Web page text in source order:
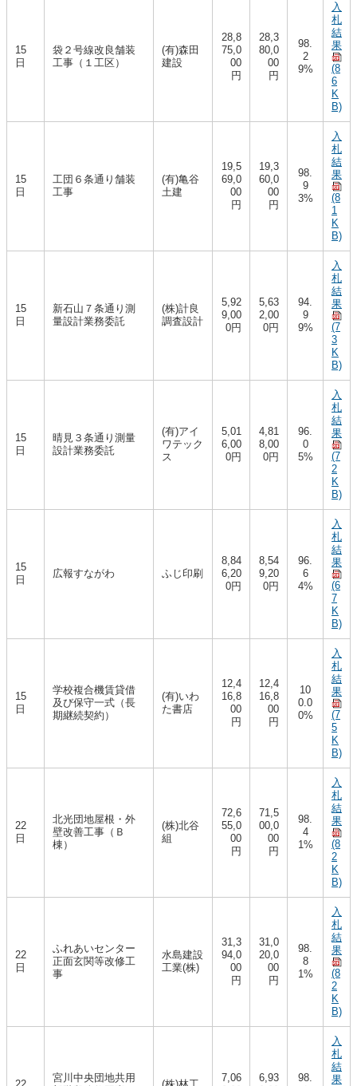
15
日
袋２号線改良舗装
工事（１工区）
(有)森田
建設
28,8
75,0
00
円
28,3
80,0
00
円
98.
2
9%
入
札
結
果
(8
6
K
B)
15
日
工団６条通り舗装
工事
(有)亀谷
土建
19,5
69,0
00
円
19,3
60,0
00
円
98.
9
3%
入
札
結
果
(8
1
K
B)
15
日
新石山７条通り測
量設計業務委託
(株)計良
調査設計
5,92
9,00
0円
5,63
2,00
0円
94.
9
9%
入
札
結
果
(7
3
K
B)
15
日
晴見３条通り測量
設計業務委託
(有)アイ
ワテック
ス
5,01
6,00
0円
4,81
8,00
0円
96.
0
5%
入
札
結
果
(7
2
K
B)
15
日
広報すながわ ふじ印刷
8,84
6,20
0円
8,54
9,20
0円
96.
6
4%
入
札
結
果
(6
7
K
B)
15
日
学校複合機賃貸借
及び保守一式（長
期継続契約）
(有)いわ
た書店
12,4
16,8
00
円
12,4
16,8
00
円
10
0.0
0%
入
札
結
果
(7
5
K
B)
22
日
北光団地屋根・外
壁改善工事（Ｂ
棟）
(株)北谷
組
72,6
55,0
00
円
71,5
00,0
00
円
98.
4
1%
入
札
結
果
(8
2
K
B)
22
日
ふれあいセンター
正面玄関等改修工
事
水島建設
工業(株)
31,3
94,0
00
円
31,0
20,0
00
円
98.
8
1%
入
札
結
果
(8
2
K
B)
宮川中央団地共用
7,06
6,93
98.
入
札
結
果